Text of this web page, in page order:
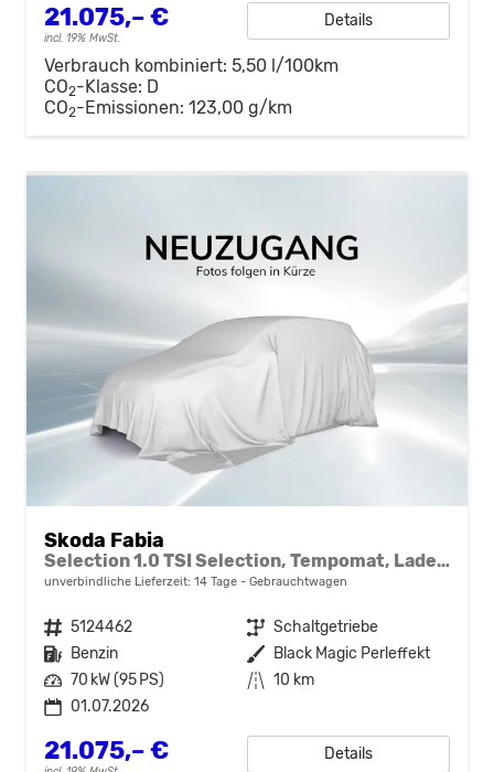
21.075,– €
incl. 19% MwSt.
Details
Verbrauch kombiniert: 5,50 l/100km
CO2-Klasse: D
CO2-Emissionen: 123,00 g/km
Skoda Fabia
Selection 1.0 TSI Selection, Tempomat, Ladeboden, Park, Winterpaket, SmartLink, 4-J Garantie
unverbindliche Lieferzeit: 14 Tage Gebrauchtwagen
Fahrzeugnr. 5124462 Getriebe Schaltgetriebe
Kraftstoff Benzin Außenfarbe Black Magic Perleffekt
Leistung 70 kW (95 PS) Kilometerstand 10 km
01.07.2026
21.075,– € Details